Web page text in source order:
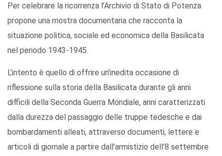
Per celebrare la ricorrenza l’Archivio di Stato di Potenza
propone una mostra documentaria che racconta la
situazione politica, sociale ed economica della Basilicata
nel periodo 1943-1945.
L’intento è quello di offrire un’inedita occasione di
riflessione sulla storia della Basilicata durante gli anni
difficili della Seconda Guerra Mondiale, anni caratterizzati
dalla durezza del passaggio delle truppe tedesche e dai
bombardamenti alleati, attraverso documenti, lettere e
articoli di giornale a partire dall’armistizio dell’8 settembre